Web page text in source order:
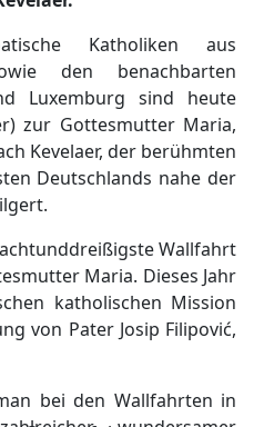
Katholiken aus
den benachbarten
Luxemburg sind heute
zur Gottesmutter Maria,
Kevelaer, der berühmten
Deutschlands nahe der
Wallfahrt
Maria. Dieses Jahr
katholischen Mission
von Pater Josip Filipović,
bei den Wallfahrten in